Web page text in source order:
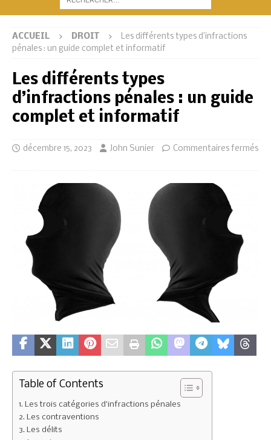
ACCUEIL DROIT
Les différents types d’infractions
pénales : un guide complet et informatif
Les différents types
d’infractions pénales : un guide
complet et informatif
décembre 15, 2023 John Sunier Commentaires fermés
Table of Contents
Les trois catégories d’infractions pénales
Les contraventions
Les délits